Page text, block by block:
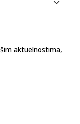
aktuelnostima,